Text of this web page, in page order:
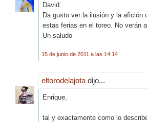
David:
Da gusto ver la ilusión y la afición
estas ferias en el toreo. No verán
Un saludo
15 de junio de 2011 a las 14:14
eltorodelajota dijo...
Enrique,
tal y exactamente como lo